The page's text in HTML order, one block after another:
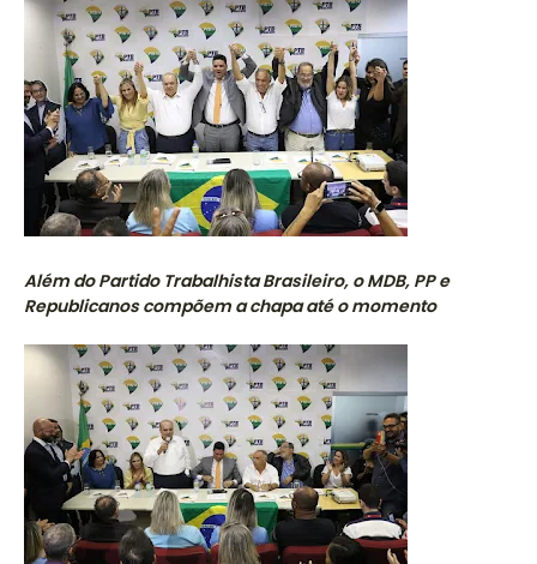
Além do Partido Trabalhista Brasileiro, o MDB, PP e
Republicanos compõem a chapa até o momento